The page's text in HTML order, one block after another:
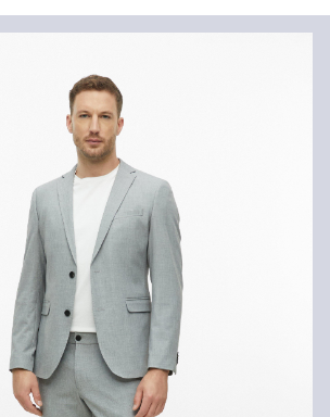
Polyestermix
chloor
de droger
met perchloorethyleen
3-5 werkdagen verzonden door Post
14 dagen gratis aan ons retourneren.
hebt, kun je artikelen zelfs binnen 30